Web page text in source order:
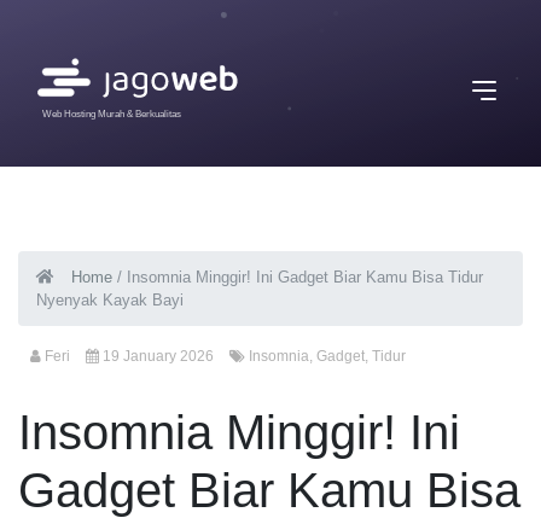
Web Hosting Murah & Berkualitas
Home / Insomnia Minggir! Ini Gadget Biar Kamu Bisa Tidur
Nyenyak Kayak Bayi
Feri 19 January 2026 Insomnia, Gadget, Tidur
Insomnia Minggir! Ini
Gadget Biar Kamu Bisa